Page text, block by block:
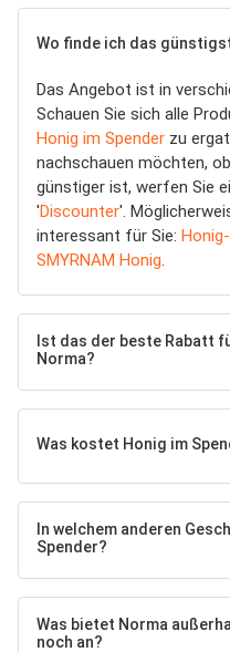
Wo finde ich das
Das Angebot ist in
Schauen Sie sich alle
Honig im Spender zu
nachschauen möchten,
günstiger ist, werfen Sie
'Discounter'.
interessant für Sie:
SMYRNAM Honig.
Ist das der beste Rabatt
Norma?
Was kostet Honig im
In welchem anderen
Spender?
Was bietet Norma
noch an?